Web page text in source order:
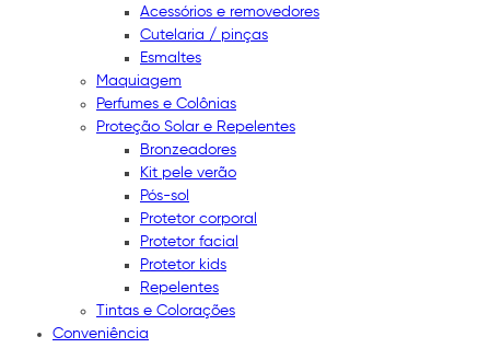
Acessórios e removedores
Cutelaria / pinças
Esmaltes
Maquiagem
Perfumes e Colônias
Proteção Solar e Repelentes
Bronzeadores
Kit pele verão
Pós-sol
Protetor corporal
Protetor facial
Protetor kids
Repelentes
Tintas e Colorações
Conveniência